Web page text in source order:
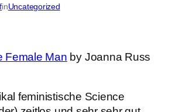
inUncategorized
Female Man by Joanna Russ
feministische Science